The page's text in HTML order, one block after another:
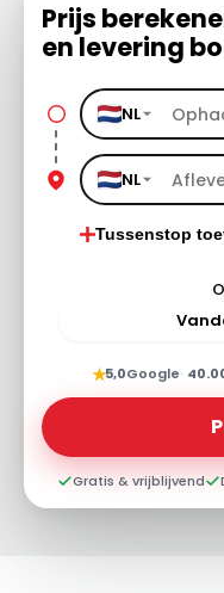
Prijs
en levering
NL
NL
Tussenstop
★5,0Google·
Gratis & vrijblijvend